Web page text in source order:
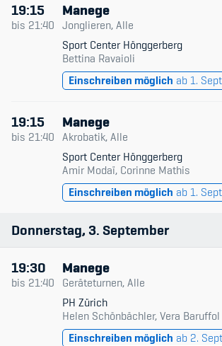
19:15
bis 21:40
Manege
Jonglieren, Alle
Sport Center Hönggerberg
Bettina Ravaioli
Einschreiben möglich ab 1.
19:15
bis 21:40
Manege
Akrobatik, Alle
Sport Center Hönggerberg
Amir Modaï, Corinne Mathis
Einschreiben möglich ab 1.
Donnerstag 3 September
19:30
bis 21:40
Manege
Geräteturnen, Alle
PH Zürich
Helen Schönbächler, Vera Baruffol
Einschreiben möglich ab 2.